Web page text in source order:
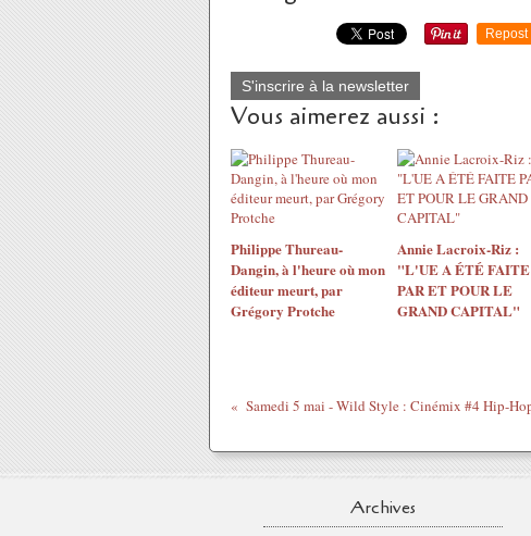
Repost
S'inscrire à la newsletter
Vous aimerez aussi :
Philippe Thureau-
Dangin, à l'heure où mon
éditeur meurt, par
Grégory Protche
Annie Lacroix-Riz :
"L'UE A ÉTÉ FAITE
PAR ET POUR LE
GRAND CAPITAL"
Archives